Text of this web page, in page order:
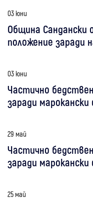
03 юни
Община Сандански
положение заради
03 юни
Частично
заради марокански
29 май
Частично
заради марокански
25 май